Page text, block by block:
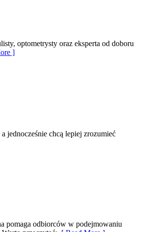
optometrysty oraz eksperta od doboru
]
jednocześnie chcą lepiej zrozumieć
pomaga odbiorców w podejmowaniu